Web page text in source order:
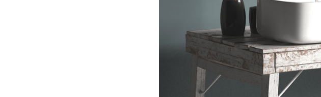
la tipologia di erogatore;
le finiture e i colori;
l’installazione e i costi.